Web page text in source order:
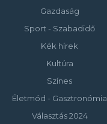
Gazdaság
Sport - Szabadidő
Kék hírek
Kultúra
Színes
Életmód - Gasztronómia
Választás 2024